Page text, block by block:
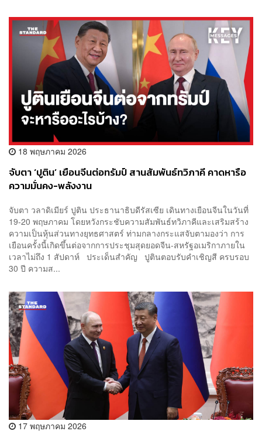
18 พฤษภาคม 2026
จับตา ‘ปูติน’ เยือนจีนต่อทรัมป์ สานสัมพันธ์ทวิภาคี คาดหารือ
ความมั่นคง-พลังงาน
จับตา วลาดิเมียร์ ปูติน ประธานาธิบดีรัสเซีย เดินทางเยือนจีนในวันที่
19-20 พฤษภาคม โดยหวังกระชับความสัมพันธ์ทวิภาคีและเสริมสร้าง
ความเป็นหุ้นส่วนทางยุทธศาสตร์ ท่ามกลางกระแสจับตามองว่า การ
เยือนครั้งนี้เกิดขึ้นต่อจากการประชุมสุดยอดจีน-สหรัฐอเมริกาภายใน
เวลาไม่ถึง 1 สัปดาห์ ประเด็นสำคัญ ปูตินตอบรับคำเชิญสี ครบรอบ
30 ปี ความส...
17 พฤษภาคม 2026